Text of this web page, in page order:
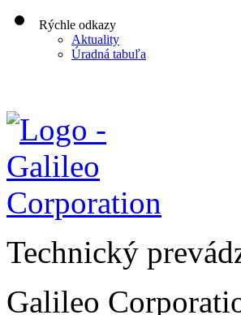
Rýchle odkazy
Aktuality
Úradná tabuľa
Technický
Galileo